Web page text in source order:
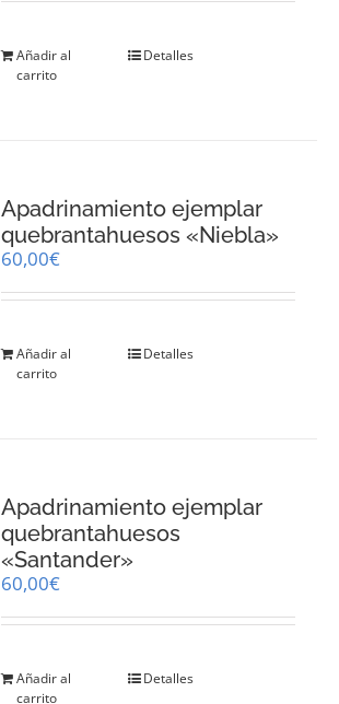
Añadir al
carrito
Detalles
Apadrinamiento ejemplar
quebrantahuesos «Niebla»
60,00€
Añadir al
carrito
Detalles
Apadrinamiento ejemplar
quebrantahuesos
«Santander»
60,00€
Añadir al
carrito
Detalles